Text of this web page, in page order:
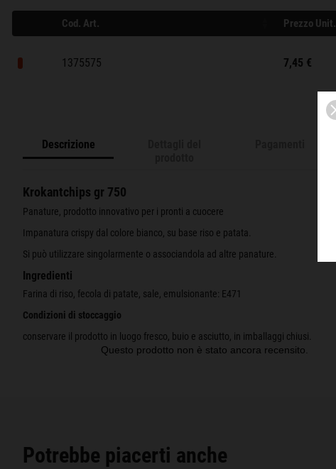
Cod. Art. Prezzo Unit.
1375575 7,45 €
Descrizione
Krokantchips gr 750
Panature, prodotto innovativo per i pronti a cuocere
Impanatura crispy dal colore bianco, su base riso e patata.
Si può utilizzare singolarmente o associandola ad altre panature.
Ingredienti
Farina di riso, fecola di patate, sale, emulsionante: E471
Condizioni di stoccaggio
conservare il prodotto in luogo fresco, buio e asciutto, in imballaggi chiusi.
Potrebbe piacerti anche